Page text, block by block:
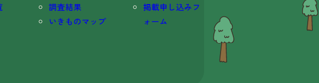
調査結果
いきものマップ
掲載申し込みフ
ォーム